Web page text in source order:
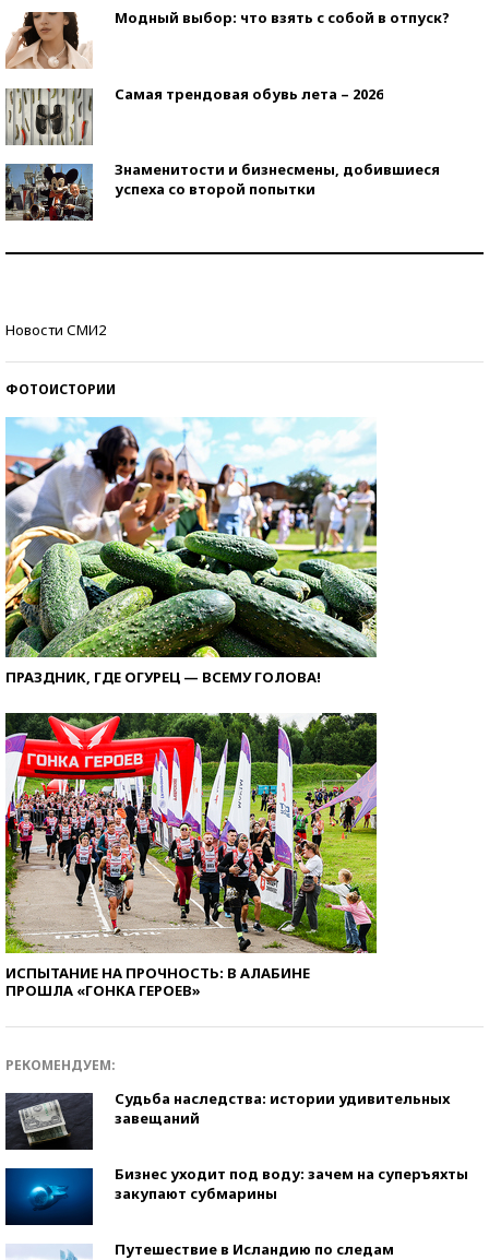
Модный выбор: что взять с собой в отпуск?
Самая трендовая обувь лета – 2026
Знаменитости и бизнесмены, добившиеся
успеха со второй попытки
Новости СМИ2
ФОТОИСТОРИИ
ПРАЗДНИК, ГДЕ ОГУРЕЦ — ВСЕМУ ГОЛОВА!
ИСПЫТАНИЕ НА ПРОЧНОСТЬ: В АЛАБИНЕ
ПРОШЛА «ГОНКА ГЕРОЕВ»
РЕКОМЕНДУЕМ:
Судьба наследства: истории удивительных
завещаний
Бизнес уходит под воду: зачем на суперъяхты
закупают субмарины
Путешествие в Исландию по следам